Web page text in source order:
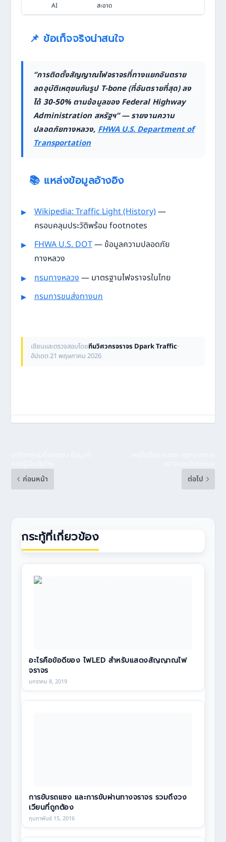
AI
สะอาด
📌 ข้อเท็จจริงน่าสนใจ
“การติดตั้งสัญญาณไฟจราจรที่ทางแยกอันตราย
ลดอุบัติเหตุชนกันรูป T-bone (ที่อันตรายที่สุด) ลง
ได้30-50% ตามข้อมูลของ Federal Highway
Administration สหรัฐฯ” — รายงานความ
ปลอดภัยทางหลวง,FHWA U.S. Department of
Transportation
📚 แหล่งข้อมูลอ้างอิง
Wikipedia: Traffic Light (History)—
ครอบคลุมประวัติพร้อม footnotes
FHWA U.S. DOT— ข้อมูลความปลอดภัย
ทางหลวง
กรมทางหลวง — มาตรฐานไฟจราจรในไทย
กรมการขนส่งทางบก
เขียนและตรวจสอบโดยทีมวิศวกรจราจร Dpark Traffic·
อัปเดต 21 พฤษภาคม 2026
ก่อนหน้า
ต่อไป
กระทู้ที่เกี่ยวข้อง
อะไรคือข้อดีของ ไฟLED สำหรับแสดงสัญญาณไฟ
จราจร
มกราคม 8, 2019
การขับรถแซง และการขับผ่านทางจราจร รวมถึงวง
เวียนที่ถูกต้อง
กุมภาพันธ์ 15, 2016